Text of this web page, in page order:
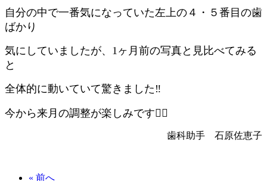
自分の中で一番気になっていた左上の４・５番目の歯
ばかり
気にしていましたが、1ヶ月前の写真と見比べてみる
と
全体的に動いていて驚きました‼
今から来月の調整が楽しみです🙋‍♀️
歯科助手 石原佐恵子
« 前へ